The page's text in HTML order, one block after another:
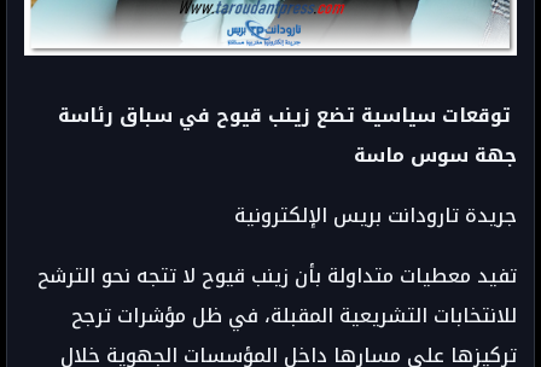
توقعات سياسية تضع زينب قيوح في سباق رئاسة
جهة سوس ماسة
جريدة تارودانت بريس الإلكترونية
تفيد معطيات متداولة بأن زينب قيوح لا تتجه نحو الترشح
للانتخابات التشريعية المقبلة، في ظل مؤشرات ترجح
تركيزها على مسارها داخل المؤسسات الجهوية خلال